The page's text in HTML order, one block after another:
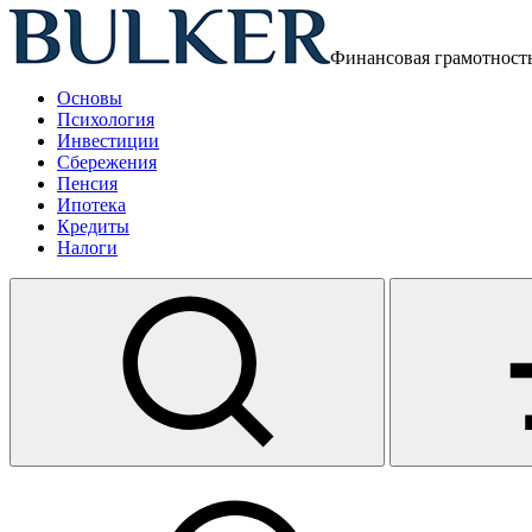
Финансовая
Основы
Психология
Инвестиции
Сбережения
Пенсия
Ипотека
Кредиты
Налоги